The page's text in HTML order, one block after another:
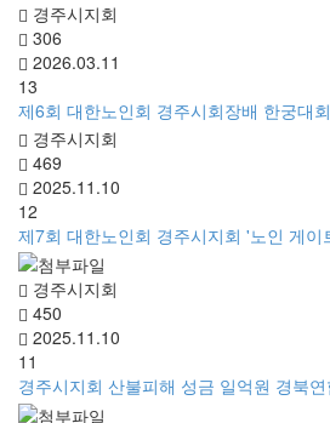
경주시지회
306
2026.03.11
13
제6회 대한노인회 경주시회장배 한궁대회
경주시지회
469
2025.11.10
12
제7회 대한노인회 경주시지회 '노인 게이
경주시지회
450
2025.11.10
11
경주시지회 산불피해 성금 일억원 경북